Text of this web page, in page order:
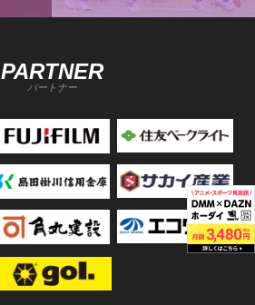
PARTNER
パートナー